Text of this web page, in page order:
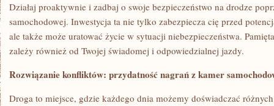
Działaj proaktywnie⁤ i zadbaj‌ o swoje bezpieczeństwo na drodze
samochodowej.‌ Inwestycja ⁢ta nie tylko zabezpiecza cię przed
ale także może uratować życie w sytuacji niebezpieczeństwa.
⁤zależy również od​ Twojej świadomej​ i odpowiedzialnej jazdy.
Rozwiązanie konfliktów: przydatność nagrań z kamer
Droga‌ to miejsce, gdzie każdego ‌dnia możemy doświadczać